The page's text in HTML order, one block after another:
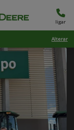
ligar
Alterar